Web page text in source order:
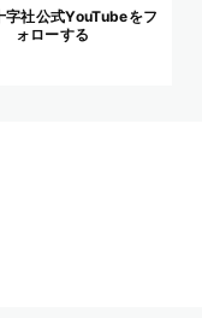
字社公式YouTubeをフ
ォローする